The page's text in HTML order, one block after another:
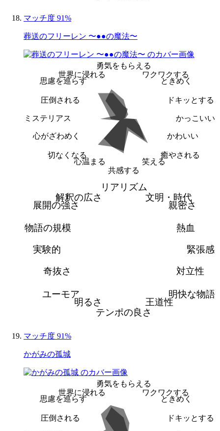
マッチ度 91%
葬送のフリーレン 〜●●の魔法〜
勇気をもらえる
ワクワクする
ときめく
ドキッとする
かっこいい
かわいい
癒やされる
笑える
共感する
心温まる
切なくなる
心がざわめく
ミステリアス
圧倒される
思慮を巡らす
世界に浸れる
リアリズム
文明・時代
親密さ
熱血
緊張感
対立性
明快な物語
王道性
テンポの良さ
明るさ
ユーモア
奇抜さ
実験的
物語の規模
展開の強さ
解釈の広さ
マッチ度 91%
かがみの孤城
勇気をもらえる
ワクワクする
ときめく
ドキッとする
圧倒される
思慮を巡らす
世界に浸れる